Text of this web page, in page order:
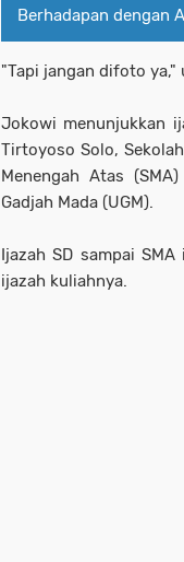
Berhadapan dengan
"Tapi jangan difoto ya,"
Jokowi menunjukkan
Tirtoyoso Solo,
Menengah Atas
Gadjah Mada (UGM).
Ijazah SD sampai
ijazah kuliahnya.